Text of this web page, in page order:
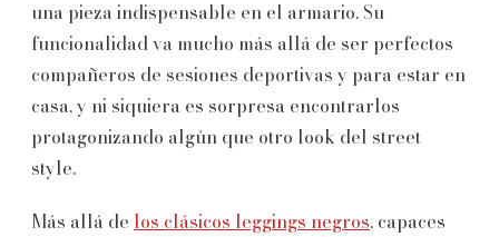
una pieza indispensable en el armario. Su
funcionalidad va mucho más allá de ser perfectos
compañeros de sesiones deportivas y para estar en
casa, y ni siquiera es sorpresa encontrarlos
protagonizando algún que otro look del street
style.
Más allá de los clásicos leggings negros, capaces